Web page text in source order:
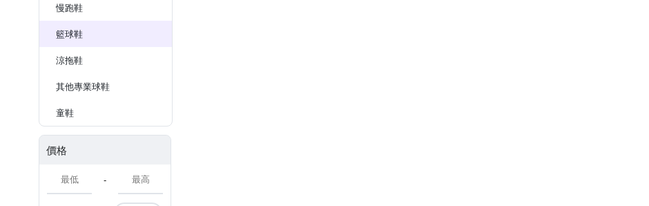
慢跑鞋
籃球鞋
涼拖鞋
其他專業球鞋
童鞋
價格
-